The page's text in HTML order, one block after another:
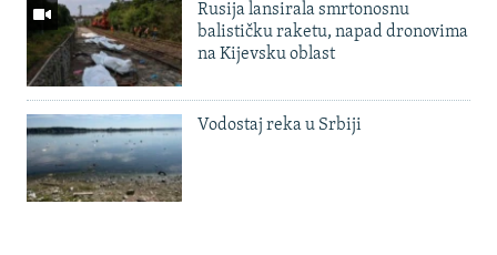
Rusija lansirala smrtonosnu
balističku raketu, napad dronovima
na Kijevsku oblast
Vodostaj reka u Srbiji